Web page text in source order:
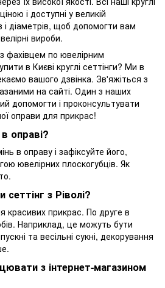
і доступні у великій
і діаметрів, щоб допомогти вам
вироби.
фахівцем по ювелірним
в Києві круглі сеттінги? Ми в
вашого дзвінка. Зв'яжіться з
на сайті. Один з наших
допомогти і проконсультувати
оправи для прикрас!
оправі?
в оправу і зафіксуйте його,
ювелірних плоскогубців. Як
з Ріволі?
красивих прикрас. По друге в
Наприклад, це можуть бути
та весільні сукні, декорування
з інтернет-магазином